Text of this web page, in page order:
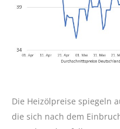
Die Heizölpreise spiegeln
die sich nach dem